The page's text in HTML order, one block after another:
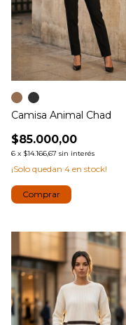
Camisa Animal Chad
$85.000,00
6 x $14.166,67 sin interés
¡Solo quedan 4 en stock!
Comprar